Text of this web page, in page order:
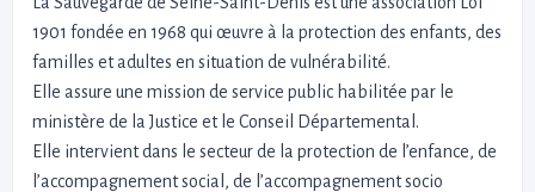
1901 fondée en 1968 qui œuvre à la protection des enfants, des
familles et adultes en situation de vulnérabilité.
Elle assure une mission de service public habilitée par le
ministère de la Justice et le Conseil Départemental.
Elle intervient dans le secteur de la protection de l’enfance, de
l’accompagnement social, de l’accompagnement socio